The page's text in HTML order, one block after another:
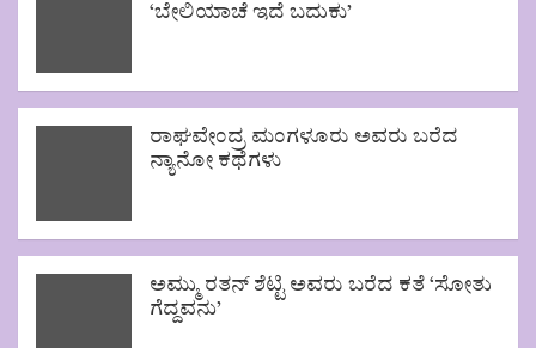
‘ಬೇಲಿಯಾಚೆ ಇದೆ ಬದುಕು’
ರಾಘವೇಂದ್ರ ಮಂಗಳೂರು ಅವರು ಬರೆದ
ನ್ಯಾನೋ ಕಥೆಗಳು
ಅಮ್ಮು ರತನ್ ಶೆಟ್ಟಿ ಅವರು ಬರೆದ ಕತೆ ‘ಸೋತು
ಗೆದ್ದವನು’